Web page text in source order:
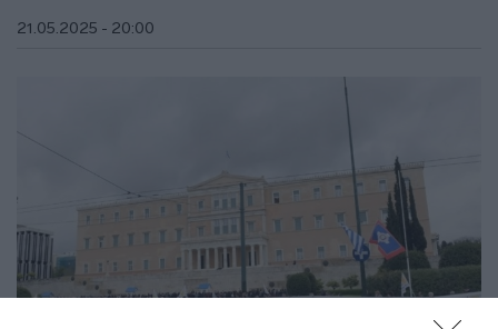
21.05.2025 - 20:00